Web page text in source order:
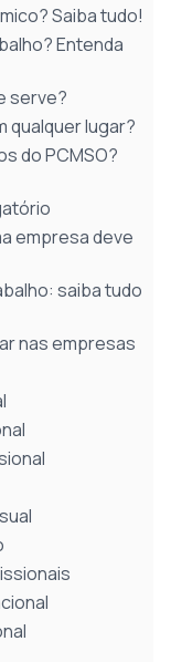
Saiba tudo!
Entenda
serve?
qualquer lugar?
do PCMSO?
empresa deve
saiba tudo
nas empresas